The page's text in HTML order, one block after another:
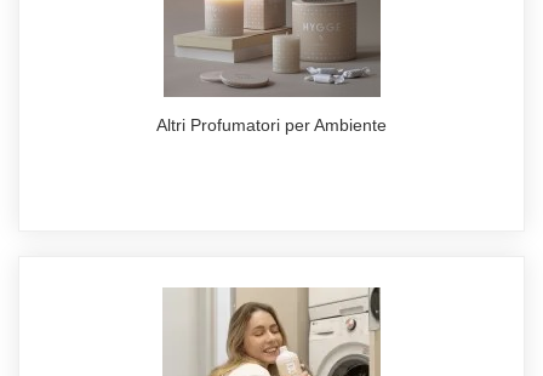
Altri Profumatori per Ambiente